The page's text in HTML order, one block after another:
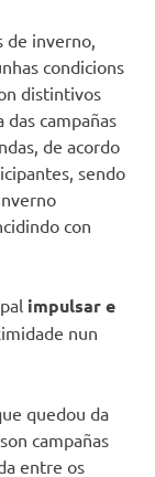
de inverno,
condicions
distintivos
campañas
de acordo
sendo
con
impulsar e
nun
quedou da
campañas
entre os